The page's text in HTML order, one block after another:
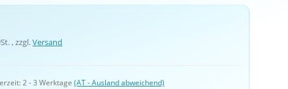
, zzgl.Versand
2 - 3 Werktage(AT - Ausland abweichend)